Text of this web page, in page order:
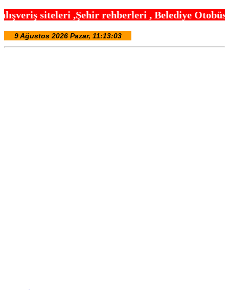
,Şehir rehberleri , Belediye